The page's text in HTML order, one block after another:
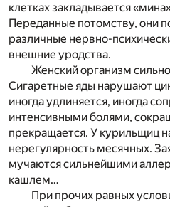
клетках закладывается
Переданные потомству, они
различные нервно-
внешние уродства.
Женский организм
Сигаретные яды нарушают
иногда удлиняется, иногда
интенсивными болями,
прекращается. У курильщиц
нерегулярность месячных.
мучаются сильнейшими
кашлем…
При прочих равных